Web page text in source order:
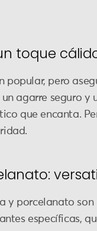
toque
popular, pero
agarre seguro
que encanta.
y porcelanato
específicas,